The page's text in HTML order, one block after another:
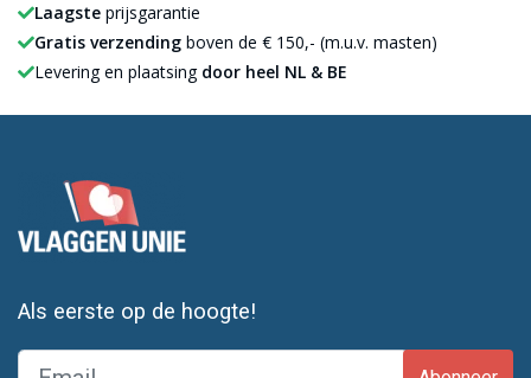
Laagste prijsgarantie
Gratis verzending boven de € 150,- (m.u.v. masten)
Levering en plaatsing door heel NL & BE
Als eerste op de hoogte!